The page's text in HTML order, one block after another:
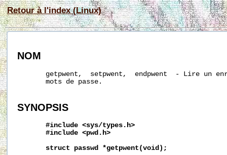
Retour à l'index (Linux)
NOM
getpwent,  setpwent,  endpwent  - Lire un
       mots de passe.
SYNOPSIS
#include <sys/types.h>
#include <pwd.h>
struct
passwd *getpwent(void);